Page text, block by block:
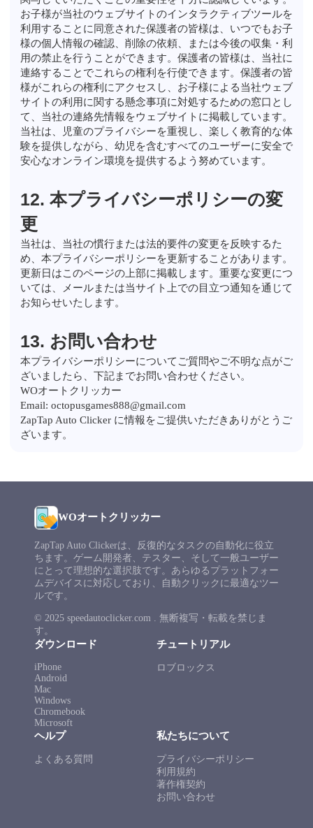
お子様が当社のウェブサイトのインタラクティブツールを
利用することに同意された保護者の皆様は、いつでもお子
様の個人情報の確認、削除の依頼、または今後の収集・利
用の禁止を行うことができます。保護者の皆様は、当社に
連絡することでこれらの権利を行使できます。保護者の皆
様がこれらの権利にアクセスし、お子様による当社ウェブ
サイトの利用に関する懸念事項に対処するための窓口とし
て、当社の連絡先情報をウェブサイトに掲載しています。
当社は、児童のプライバシーを重視し、楽しく教育的な体
験を提供しながら、幼児を含むすべてのユーザーに安全で
安心なオンライン環境を提供するよう努めています。
12. 本プライバシーポリシーの変
更
当社は、当社の慣行または法的要件の変更を反映するた
め、本プライバシーポリシーを更新することがあります。
更新日はこのページの上部に掲載します。重要な変更につ
いては、メールまたは当サイト上での目立つ通知を通じて
お知らせいたします。
13. お問い合わせ
本プライバシーポリシーについてご質問やご不明な点がご
ざいましたら、下記までお問い合わせください。
WOオートクリッカー
Email: octopusgames888@gmail.com
ZapTap Auto Clicker に情報をご提供いただきありがとうご
ざいます。
WOオートクリッカー
ZapTap Auto Clickerは、反復的なタスクの自動化に役立
ちます。ゲーム開発者、テスター、そして一般ユーザー
にとって理想的な選択肢です。あらゆるプラットフォー
ムデバイスに対応しており、自動クリックに最適なツー
ルです。
© 2025 speedautoclicker.com . 無断複写・転載を禁じま
す。
ダウンロード
iPhone
Android
Mac
Windows
Chromebook
Microsoft
チュートリアル
ロブロックス
ヘルプ
よくある質問
私たちについて
プライバシーポリシー
利用規約
著作権契約
お問い合わせ